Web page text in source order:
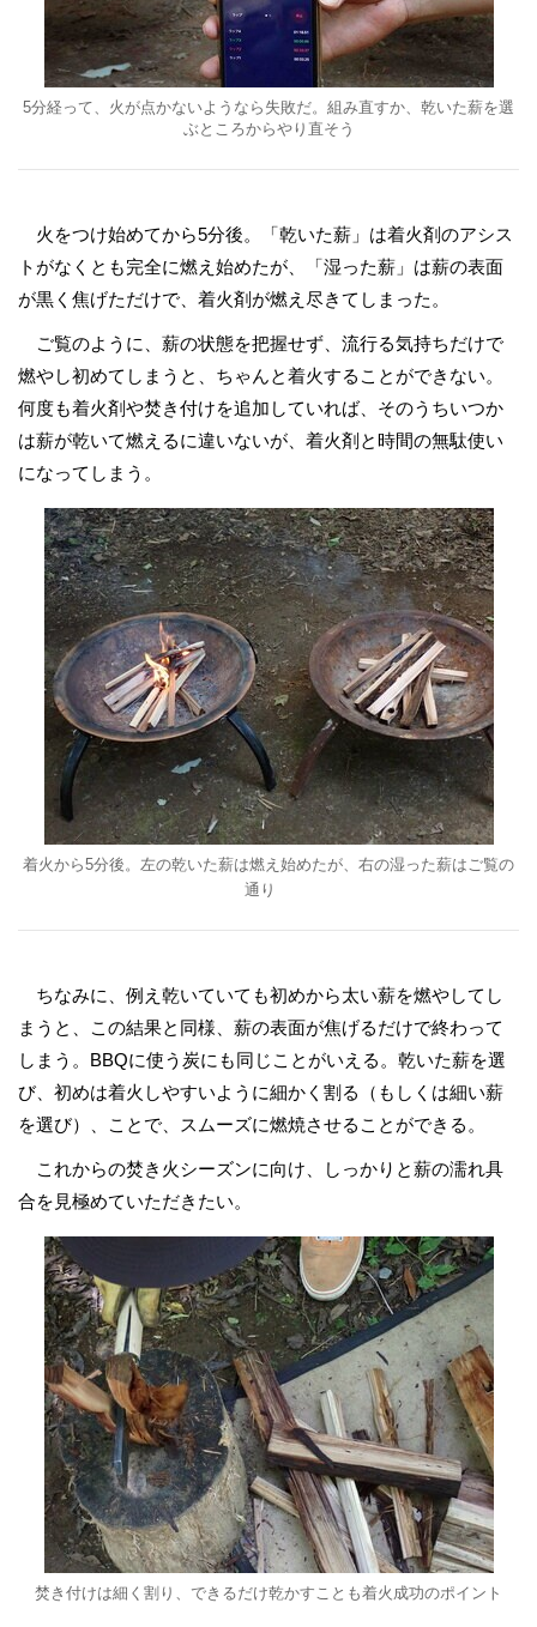
5分経って、火が点かないようなら失敗だ。組み直すか、乾いた薪を選
ぶところからやり直そう
火をつけ始めてから5分後。「乾いた薪」は着火剤のアシス
トがなくとも完全に燃え始めたが、「湿った薪」は薪の表面
が黒く焦げただけで、着火剤が燃え尽きてしまった。
ご覧のように、薪の状態を把握せず、流行る気持ちだけで
燃やし初めてしまうと、ちゃんと着火することができない。
何度も着火剤や焚き付けを追加していれば、そのうちいつか
は薪が乾いて燃えるに違いないが、着火剤と時間の無駄使い
になってしまう。
着火から5分後。左の乾いた薪は燃え始めたが、右の湿った薪はご覧の
通り
ちなみに、例え乾いていても初めから太い薪を燃やしてし
まうと、この結果と同様、薪の表面が焦げるだけで終わって
しまう。BBQに使う炭にも同じことがいえる。乾いた薪を選
び、初めは着火しやすいように細かく割る（もしくは細い薪
を選び）、ことで、スムーズに燃焼させることができる。
これからの焚き火シーズンに向け、しっかりと薪の濡れ具
合を見極めていただきたい。
焚き付けは細く割り、できるだけ乾かすことも着火成功のポイント